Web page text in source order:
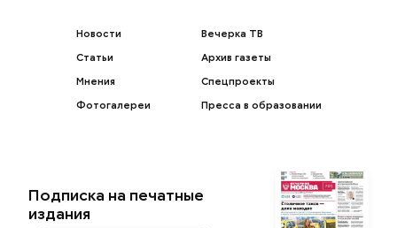
Новости
Статьи
Мнения
Фотогалереи
Вечерка ТВ
Архив газеты
Спецпроекты
Пресса в образовании
Подписка на печатные
издания